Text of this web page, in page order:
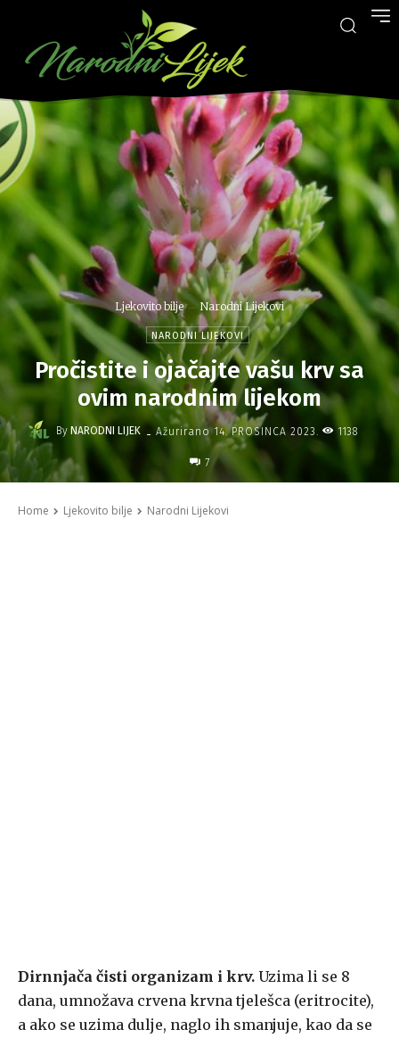
Ljekovito bilje Narodni Lijekovi
NARODNI LIJEKOVI
Pročistite i ojačajte vašu krv sa
ovim narodnim lijekom
By NARODNI LIJEK - Ažurirano 14. PROSINCA 2023. 1138
7
Home Ljekovito bilje Narodni Lijekovi
Dirnnjača čisti organizam i krv. Uzima li se 8
dana, umnožava crvena krvna tjelešca (eritrocite),
a ako se uzima dulje, naglo ih smanjuje, kao da se